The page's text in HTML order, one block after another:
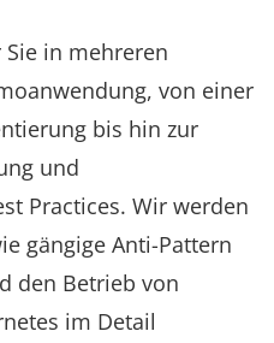
in mehreren
von einer
bis hin zur
und
Practices. Wir werden
gängige Anti-Pattern
den Betrieb von
im Detail